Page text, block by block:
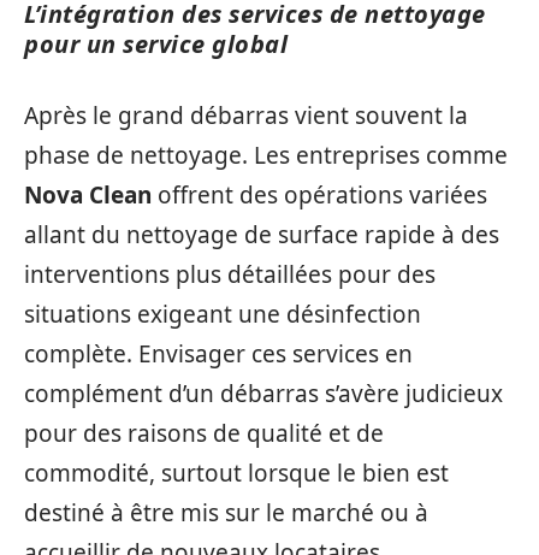
L’intégration des services de nettoyage
pour un service global
Après le grand débarras vient souvent la
phase de nettoyage. Les entreprises comme
Nova Clean offrent des opérations variées
allant du nettoyage de surface rapide à des
interventions plus détaillées pour des
situations exigeant une désinfection
complète. Envisager ces services en
complément d’un débarras s’avère judicieux
pour des raisons de qualité et de
commodité, surtout lorsque le bien est
destiné à être mis sur le marché ou à